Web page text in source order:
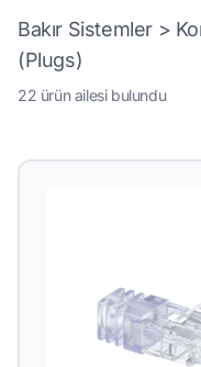
Bakır Sistemler >
(Plugs)
22 ürün ailesi bulundu